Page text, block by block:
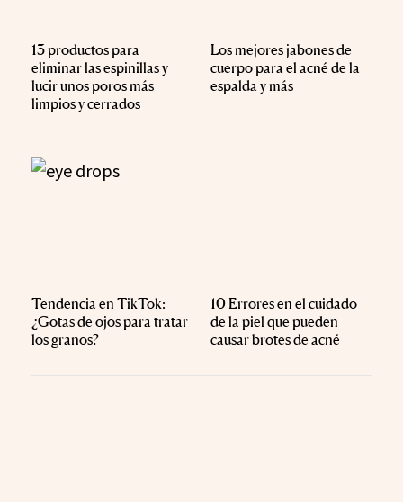
13 productos para
eliminar las espinillas y
lucir unos poros más
limpios y cerrados
Los mejores jabones de
cuerpo para el acné de la
espalda y más
Tendencia en TikTok:
¿Gotas de ojos para tratar
los granos?
10 Errores en el cuidado
de la piel que pueden
causar brotes de acné